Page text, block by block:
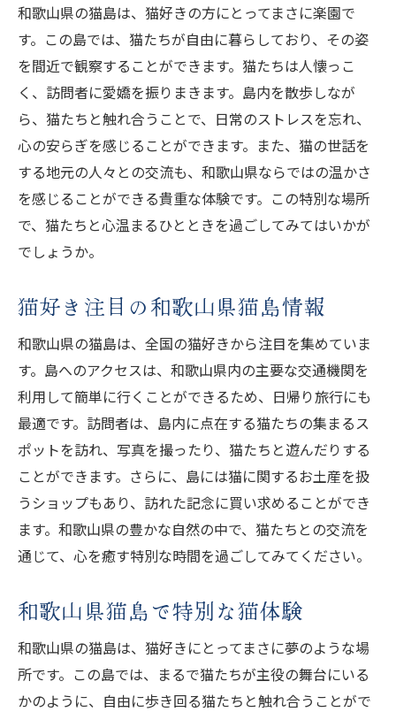
和歌山県の猫島は、猫好きの方にとってまさに楽園で
す。この島では、猫たちが自由に暮らしており、その姿
を間近で観察することができます。猫たちは人懐っこ
く、訪問者に愛嬌を振りまきます。島内を散歩しなが
ら、猫たちと触れ合うことで、日常のストレスを忘れ、
心の安らぎを感じることができます。また、猫の世話を
する地元の人々との交流も、和歌山県ならではの温かさ
を感じることができる貴重な体験です。この特別な場所
で、猫たちと心温まるひとときを過ごしてみてはいかが
でしょうか。
猫好き注目の和歌山県猫島情報
和歌山県の猫島は、全国の猫好きから注目を集めていま
す。島へのアクセスは、和歌山県内の主要な交通機関を
利用して簡単に行くことができるため、日帰り旅行にも
最適です。訪問者は、島内に点在する猫たちの集まるス
ポットを訪れ、写真を撮ったり、猫たちと遊んだりする
ことができます。さらに、島には猫に関するお土産を扱
うショップもあり、訪れた記念に買い求めることができ
ます。和歌山県の豊かな自然の中で、猫たちとの交流を
通じて、心を癒す特別な時間を過ごしてみてください。
和歌山県猫島で特別な猫体験
和歌山県の猫島は、猫好きにとってまさに夢のような場
所です。この島では、まるで猫たちが主役の舞台にいる
かのように、自由に歩き回る猫たちと触れ合うことがで